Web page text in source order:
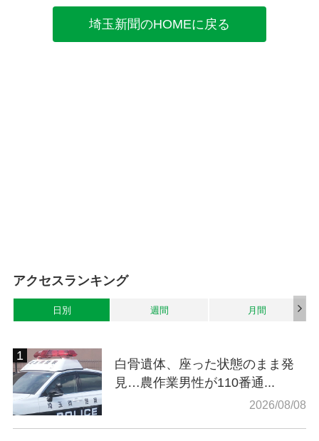
埼玉新聞のHOMEに戻る
アクセスランキング
日別 週間 月間
白骨遺体、座った状態のまま発
見…農作業男性が110番通...
2026/08/08